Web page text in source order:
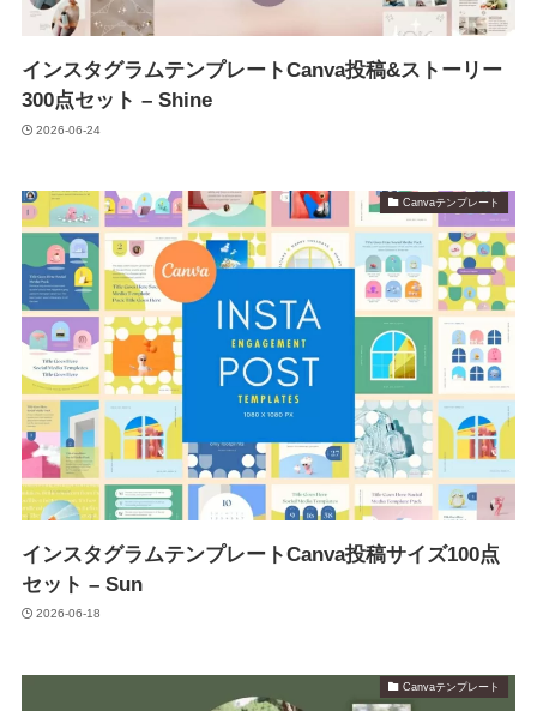
インスタグラムテンプレートCanva投稿&ストーリー
300点セット – Shine
2026-06-24
Canvaテンプレート
インスタグラムテンプレートCanva投稿サイズ100点
セット – Sun
2026-06-18
Canvaテンプレート